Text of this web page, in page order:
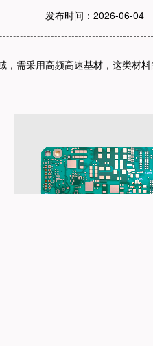
发布时间：2026-06-04
，需采用高频高速基材，这类材